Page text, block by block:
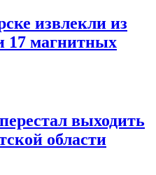
извлекли из
17 магнитных
выходить
области